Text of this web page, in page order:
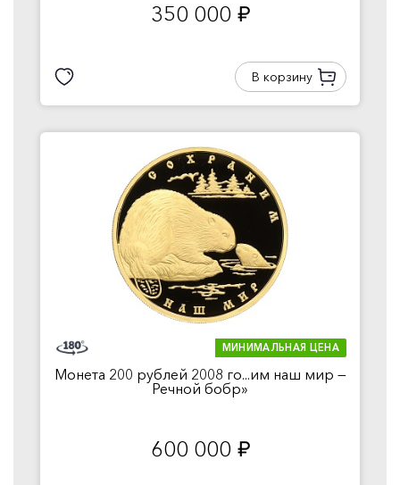
350 000 руб.
В корзину
МИНИМАЛЬНАЯ ЦЕНА
Монета 200 рублей 2008 го...им наш мир —
Речной бобр»
600 000 руб.